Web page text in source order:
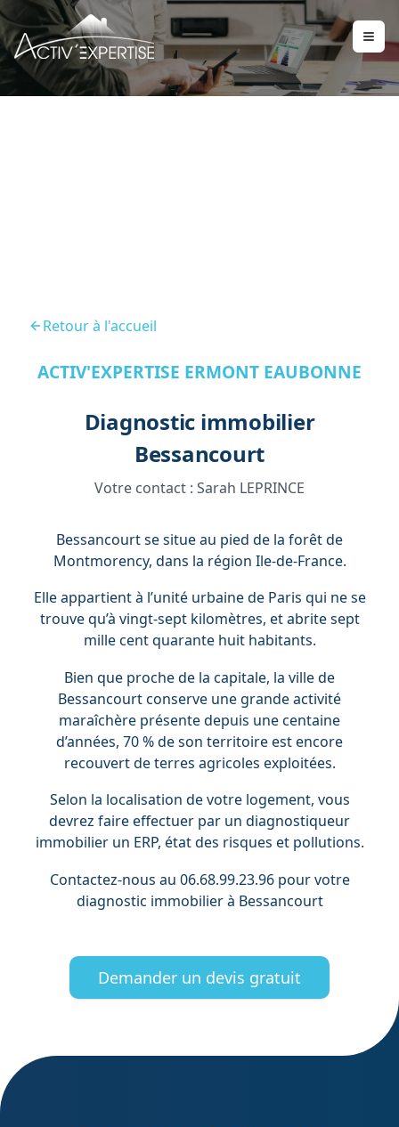
Retour à l'accueil
ACTIV'EXPERTISE ERMONT EAUBONNE
Diagnostic immobilier
Bessancourt
Votre contact : Sarah LEPRINCE
Bessancourt se situe au pied de la forêt de
Montmorency, dans la région Ile-de-France.
Elle appartient à l’unité urbaine de Paris qui ne se
trouve qu’à vingt-sept kilomètres, et abrite sept
mille cent quarante huit habitants.
Bien que proche de la capitale, la ville de
Bessancourt conserve une grande activité
maraîchère présente depuis une centaine
d’années, 70 % de son territoire est encore
recouvert de terres agricoles exploitées.
Selon la localisation de votre logement, vous
devrez faire effectuer par un diagnostiqueur
immobilier un ERP, état des risques et pollutions.
Contactez-nous au 06.68.99.23.96 pour votre
diagnostic immobilier à Bessancourt
Demander un devis gratuit